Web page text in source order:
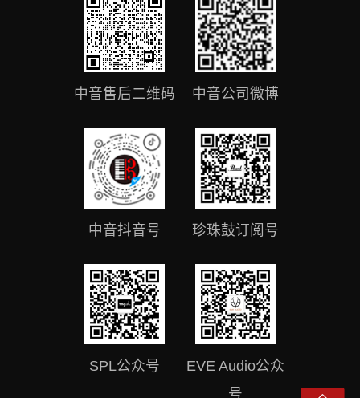
中音售后二维码 中音公司微博
中音抖音号 珍珠鼓订阅号
SPL公众号
EVE Audio公众
号